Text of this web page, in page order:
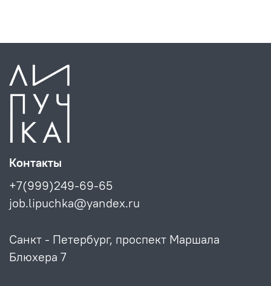
Контакты
+7(999)249-69-65
job.lipuchka@yandex.ru
Санкт - Петербург, проспект Маршала
Блюхера 7